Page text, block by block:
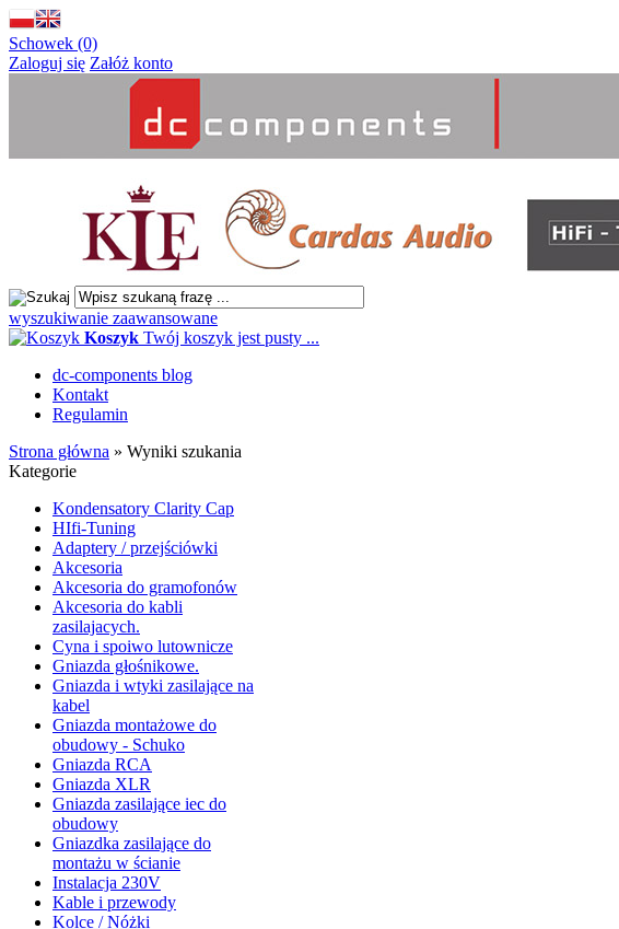
Schowek (0)
Zaloguj się Załóż konto
wyszukiwanie zaawansowane
Koszyk Twój koszyk jest pusty ...
dc-components blog
Kontakt
Regulamin
Strona główna » Wyniki szukania
Kategorie
Kondensatory Clarity Cap
HIfi-Tuning
Adaptery / przejściówki
Akcesoria
Akcesoria do gramofonów
Akcesoria do kabli
zasilajacych.
Cyna i spoiwo lutownicze
Gniazda głośnikowe.
Gniazda i wtyki zasilające na
kabel
Gniazda montażowe do
obudowy - Schuko
Gniazda RCA
Gniazda XLR
Gniazda zasilające iec do
obudowy
Gniazdka zasilające do
montażu w ścianie
Instalacja 230V
Kable i przewody
Kolce / Nóżki